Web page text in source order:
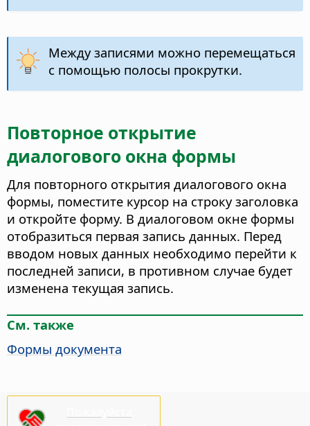
Между записями можно перемещаться
с помощью полосы прокрутки.
Повторное открытие
диалогового окна формы
Для повторного открытия диалогового окна
формы, поместите курсор на строку заголовка
и откройте форму. В диалоговом окне формы
отобразиться первая запись данных. Перед
вводом новых данных необходимо перейти к
последней записи, в противном случае будет
изменена текущая запись.
См. также
Формы документа